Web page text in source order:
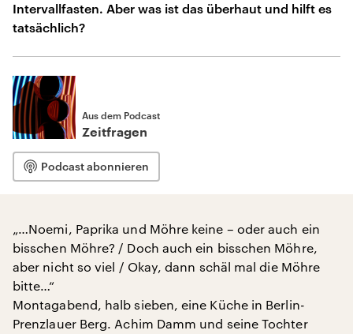
Intervallfasten. Aber was ist das überhaut und hilft es
tatsächlich?
Aus dem Podcast
Zeitfragen
Podcast abonnieren
„…Noemi, Paprika und Möhre keine – oder auch ein
bisschen Möhre? / Doch auch ein bisschen Möhre,
aber nicht so viel / Okay, dann schäl mal die Möhre
bitte…“
Montagabend, halb sieben, eine Küche in Berlin-
Prenzlauer Berg. Achim Damm und seine Tochter